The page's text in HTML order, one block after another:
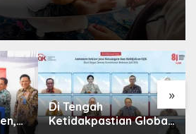
»
IHSG Menguat, Jumlah
Investor Pasar Modal